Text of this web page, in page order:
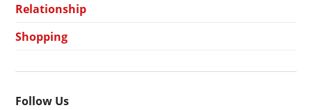
Relationship
Shopping
Follow Us